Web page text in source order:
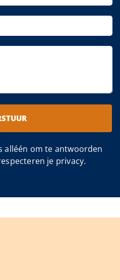
alléén om te antwoorden
je privacy.